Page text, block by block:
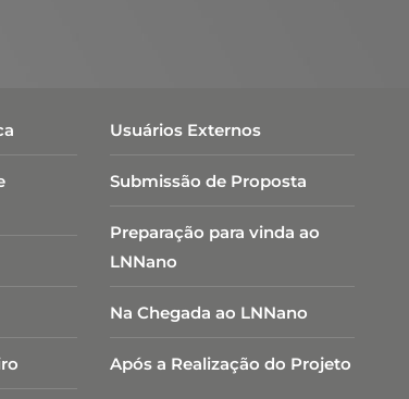
Usuários Externos
Submissão de Proposta
Preparação para vinda ao
LNNano
Na Chegada ao LNNano
Após a Realização do Projeto